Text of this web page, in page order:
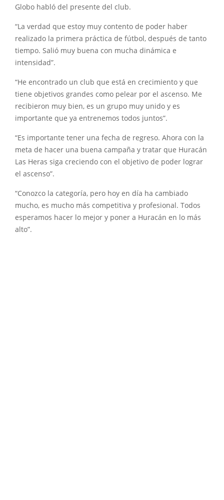
Globo habló del presente del club.
“La verdad que estoy muy contento de poder haber
realizado la primera práctica de fútbol, después de tanto
tiempo. Salió muy buena con mucha dinámica e
intensidad”.
“He encontrado un club que está en crecimiento y que
tiene objetivos grandes como pelear por el ascenso. Me
recibieron muy bien, es un grupo muy unido y es
importante que ya entrenemos todos juntos”.
“Es importante tener una fecha de regreso. Ahora con la
meta de hacer una buena campaña y tratar que Huracán
Las Heras siga creciendo con el objetivo de poder lograr
el ascenso”.
“Conozco la categoría, pero hoy en día ha cambiado
mucho, es mucho más competitiva y profesional. Todos
esperamos hacer lo mejor y poner a Huracán en lo más
alto”.